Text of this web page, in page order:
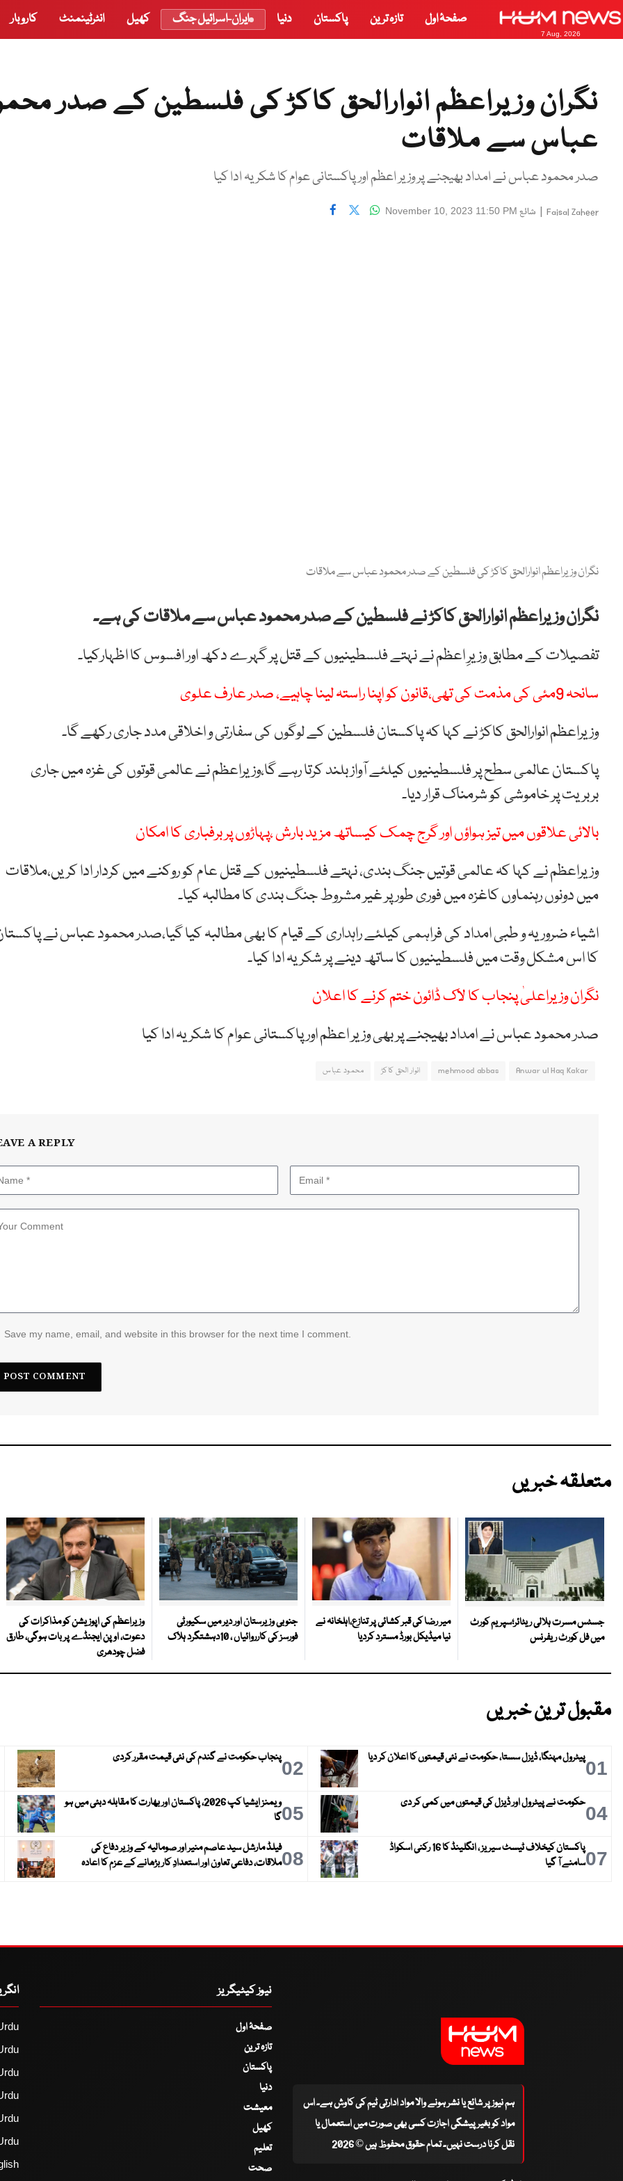
7 Aug, 2026
صفحۂ اول تازہ ترین پاکستان دنیا ایران-اسرائیل جنگ کھیل انٹرٹینمنٹ کاروبار
نگران وزیراعظم انوارالحق کاکڑ کی فلسطین کے صدر
عباس سے ملاقات
صدر محمود عباس نے امداد بھیجنے پر وزیر اعظم اور پاکستانی عوام کا شکریہ ادا کیا
Faisal Zaheer
| شائع November 10, 2023 11:50 PM
نگران وزیراعظم انوارالحق کاکڑ کی فلسطین کے صدر محمود عباس سے ملاقات
نگران وزیراعظم انوارالحق کاکڑ نے فلسطین کے صدر محمود عباس سے ملاقات کی ہے۔
تفصیلات کے مطابق وزیرِ اعظم نے نہتے فلسطینیوں کے قتل پر گہرے دکھ اور افسوس کا اظہارکیا۔
سانحہ 9مئی کی مذمت کی تھی،قانون کو اپنا راستہ لینا چاہیے، صدر عارف علوی
وزیراعظم انوارالحق کاکڑ نے کہا کہ پاکستان فلسطین کے لوگوں کی سفارتی و اخلاقی مدد جاری رکھے گا۔
پاکستان عالمی سطح پر فلسطینیوں کیلئے آواز بلند کرتا رہے گا،وزیراعظم نے عالمی قوتوں کی غزہ میں جاری
بربریت پر خاموشی کو شرمناک قرار دیا۔
بالائی علاقوں میں تیز ہواؤں اور گرج چمک کیساتھ مزید بارش ،پہاڑوں پر برفباری کا امکان
وزیراعظم نے کہا کہ عالمی قوتیں جنگ بندی، نہتے فلسطینیوں کے قتل عام کو روکنے میں کردار ادا کریں،ملاقات
میں دونوں رہنماوں کاغزہ میں فوری طور پر غیر مشروط جنگ بندی کا مطالبہ کیا۔
اشیاء ضروریہ و طبی امداد کی فراہمی کیلئے راہداری کے قیام کا بھی مطالبہ کیا گیا،صدر محمود عباس نے
کا اس مشکل وقت میں فلسطینیوں کا ساتھ دینے پر شکریہ ادا کیا۔
نگران وزیراعلیٰ پنجاب کا لاک ڈائون ختم کرنے کا اعلان
صدر محمود عباس نے امداد بھیجنے پر بھی وزیر اعظم اور پاکستانی عوام کا شکریہ ادا کیا
Anwar ul Haq Kakar
mehmood abbas انوار الحق کاکڑ محمود عباس
A REPLY
Save my name, email, and website in this browser for the next time I comment.
متعلقہ خبریں
جسٹس مسرت ہلالی ریٹائر؛سپریم کورٹ
میں فل کورٹ ریفرنس
میر رضا کی قبر کشائی پر تنازع،اہلخانہ نے
نیا میڈیکل بورڈ مسترد کردیا
جنوبی وزیرستان اور دیر میں سکیورٹی
فورسز کی کارروائیاں ، 10دہشتگرد ہلاک
وزیراعظم کی اپوزیشن کو مذاکرات کی
دعوت، اوپن ایجنڈے پر بات ہوگی، طارق
فضل چودھری
مقبول ترین خبریں
01پیٹرول مہنگا، ڈیزل سستا، حکومت نے نئی قیمتوں کا اعلان کر دیا 02پنجاب حکومت نے گندم کی نئی قیمت مقرر کردی
04حکومت نے پیٹرول اور ڈیزل کی قیمتوں میں کمی کر دی 05
ویمنز ایشیا کپ 2026، پاکستان اور بھارت کا مقابلہ دبئی میں ہو
گا
07
پاکستان کیخلاف ٹیسٹ سیریز ، انگلینڈ کا 16 رکنی اسکواڈ
سامنے آ گیا
08فیلڈ مارشل سید عاصم منیر اور صومالیہ کے وزیر دفاع کی
ملاقات، دفاعی تعاون اور استعدادِ کار بڑھانے کے عزم کا اعادہ
ہم نیوز پر شائع یا نشر ہونے والا مواد ادارتی ٹیم کی کاوش ہے۔ اس
مواد کو بغیر پیشگی اجازت کسی بھی صورت میں استعمال یا
نقل کرنا درست نہیں۔ تمام حقوق محفوظ ہیں © 2026
نیوز کیٹیگریز
صفحۂ اول
تازہ ترین
پاکستان
دنیا
معیشت
کھیل
تعلیم
صحت